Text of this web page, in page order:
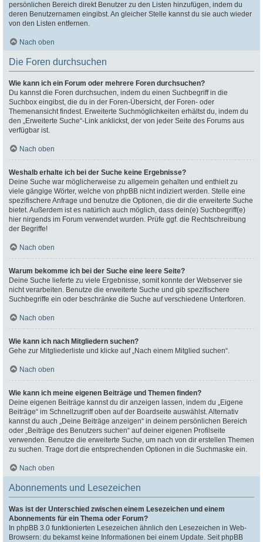
persönlichen Bereich direkt Benutzer zu den Listen hinzufügen, indem du
deren Benutzernamen eingibst. An gleicher Stelle kannst du sie auch wieder
von den Listen entfernen.
Nach oben
Die Foren durchsuchen
Wie kann ich ein Forum oder mehrere Foren durchsuchen?
Du kannst die Foren durchsuchen, indem du einen Suchbegriff in die
Suchbox eingibst, die du in der Foren-Übersicht, der Foren- oder
Themenansicht findest. Erweiterte Suchmöglichkeiten erhältst du, indem du
den „Erweiterte Suche“-Link anklickst, der von jeder Seite des Forums aus
verfügbar ist.
Nach oben
Weshalb erhalte ich bei der Suche keine Ergebnisse?
Deine Suche war möglicherweise zu allgemein gehalten und enthielt zu
viele gängige Wörter, welche von phpBB nicht indiziert werden. Stelle eine
spezifischere Anfrage und benutze die Optionen, die dir die erweiterte Suche
bietet. Außerdem ist es natürlich auch möglich, dass dein(e) Suchbegriff(e)
hier nirgends im Forum verwendet wurden. Prüfe ggf. die Rechtschreibung
der Begriffe!
Nach oben
Warum bekomme ich bei der Suche eine leere Seite?
Deine Suche lieferte zu viele Ergebnisse, somit konnte der Webserver sie
nicht verarbeiten. Benutze die erweiterte Suche und gib spezifischere
Suchbegriffe ein oder beschränke die Suche auf verschiedene Unterforen.
Nach oben
Wie kann ich nach Mitgliedern suchen?
Gehe zur Mitgliederliste und klicke auf „Nach einem Mitglied suchen“.
Nach oben
Wie kann ich meine eigenen Beiträge und Themen finden?
Deine eigenen Beiträge kannst du dir anzeigen lassen, indem du „Eigene
Beiträge“ im Schnellzugriff oben auf der Boardseite auswählst. Alternativ
kannst du auch „Deine Beiträge anzeigen“ in deinem persönlichen Bereich
oder „Beiträge des Benutzers suchen“ auf deiner eigenen Profilseite
verwenden. Benutze die erweiterte Suche, um nach von dir erstellen Themen
zu suchen. Trage dort die entsprechenden Optionen in die Suchmaske ein.
Nach oben
Abonnements und Lesezeichen
Was ist der Unterschied zwischen einem Lesezeichen und einem
Abonnements für ein Thema oder Forum?
In phpBB 3.0 funktionierten Lesezeichen ähnlich den Lesezeichen in Web-
Browsern: du bekamst keine Informationen bei einem Update. Seit phpBB